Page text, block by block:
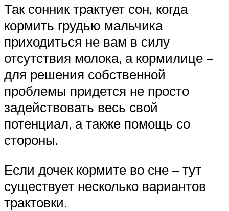
Так сонник трактует сон, когда
кормить грудью мальчика
приходиться не вам в силу
отсутствия молока, а кормилице –
для решения собственной
проблемы придется не просто
задействовать весь свой
потенциал, а также помощь со
стороны.
Если дочек кормите во сне – тут
существует несколько вариантов
трактовки.